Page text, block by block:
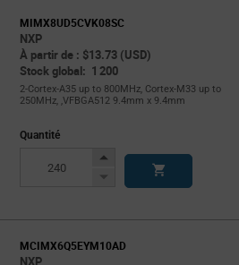
MIMX8UD5CVK08SC
NXP
À partir de : $13.73 (USD)
Stock global: 1 200
2-Cortex-A35 up to 800MHz, Cortex-M33 up to
250MHz, ,VFBGA512 9.4mm x 9.4mm
Quantité
Increase
Decrease
MCIMX6Q5EYM10AD